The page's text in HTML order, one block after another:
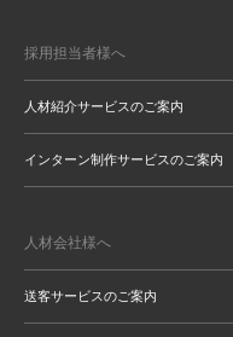
採用担当者様へ
人材紹介サービスのご案内
インターン制作サービスのご案内
人材会社様へ
送客サービスのご案内